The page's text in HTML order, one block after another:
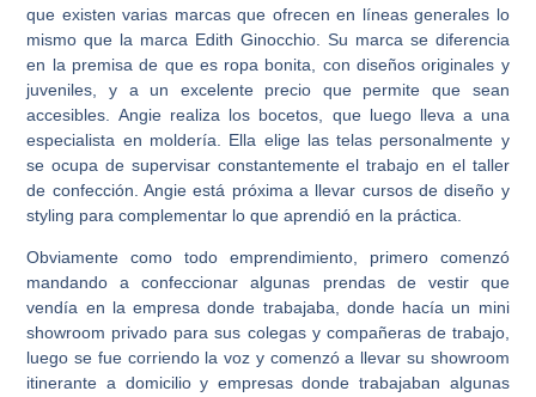
que existen varias marcas que ofrecen en líneas generales lo
mismo que la marca Edith Ginocchio. Su marca se diferencia
en la premisa de que es ropa bonita, con diseños originales y
juveniles, y a un excelente precio que permite que sean
accesibles. Angie realiza los bocetos, que luego lleva a una
especialista en moldería. Ella elige las telas personalmente y
se ocupa de supervisar constantemente el trabajo en el taller
de confección. Angie está próxima a llevar cursos de diseño y
styling para complementar lo que aprendió en la práctica.
Obviamente como todo emprendimiento, primero comenzó
mandando a confeccionar algunas prendas de vestir que
vendía en la empresa donde trabajaba, donde hacía un mini
showroom privado para sus colegas y compañeras de trabajo,
luego se fue corriendo la voz y comenzó a llevar su showroom
itinerante a domicilio y empresas donde trabajaban algunas